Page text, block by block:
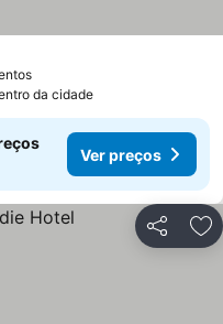
Ver preços
da cidade
Ver preços
Partilhar